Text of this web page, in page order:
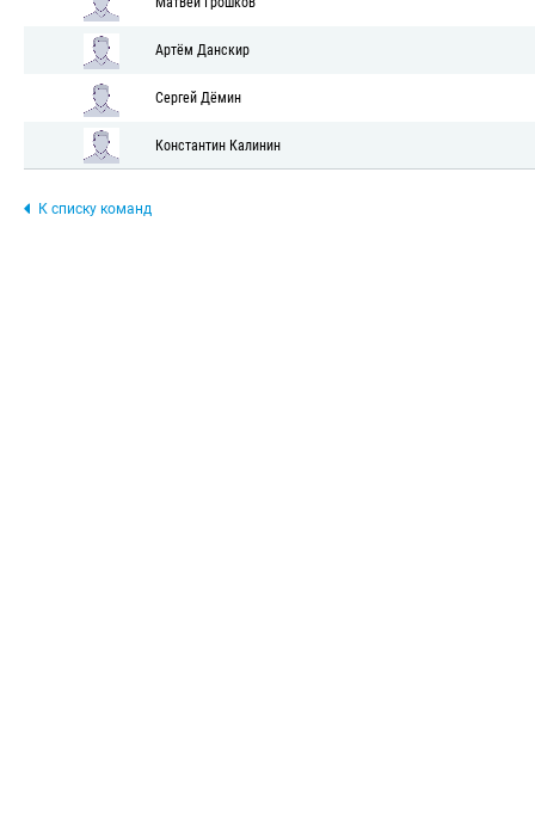
Артём Данскир
Сергей Дёмин
Константин Калинин
К списку команд